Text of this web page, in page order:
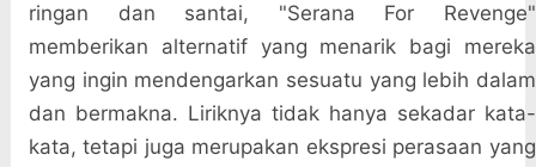
ringan dan santai, "Serana For Revenge"
memberikan alternatif yang menarik bagi mereka
yang ingin mendengarkan sesuatu yang lebih dalam
dan bermakna. Liriknya tidak hanya sekadar kata-
kata, tetapi juga merupakan ekspresi perasaan yang